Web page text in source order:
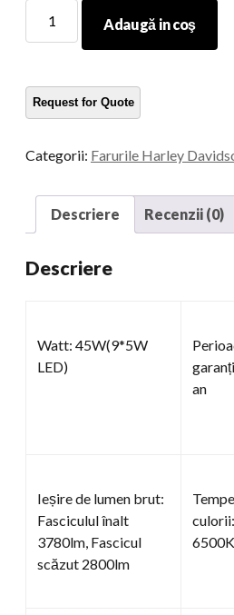
Faruri
cantitate
Adaugă in coş
Categorii: Farurile Harley
Descriere Recenzii (0)
Descriere
Watt: 45W(9*5W
LED)
an
Ieșire de lumen brut:
Fasciculul înalt
3780lm, Fascicul
scăzut 2800lm
culorii:
6500K